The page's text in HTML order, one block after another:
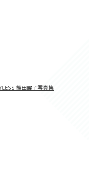
熊田曜子写真集